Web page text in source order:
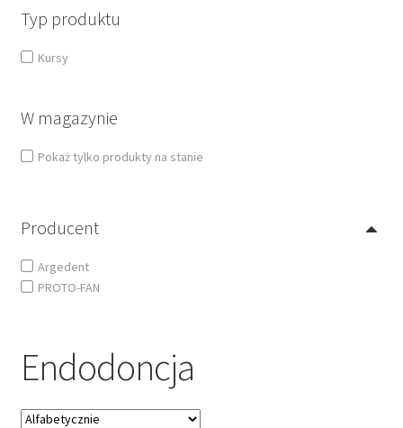
Endodoncja
Typ produktu
Kursy
W magazynie
Pokaż tylko produkty na stanie
Producent
Argedent
PROTO-FAN